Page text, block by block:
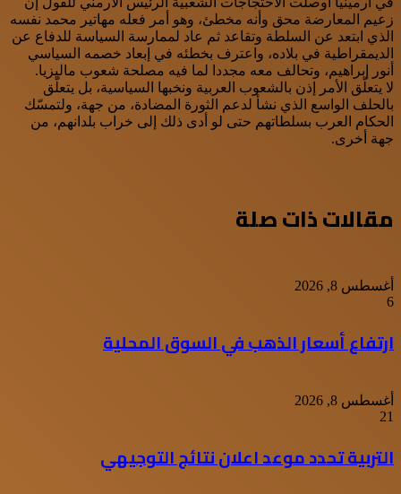
زعيم المعارضة محق وأنه مخطئ، وهو أمر فعله مهاتير محمد نفسه
الذي ابتعد عن السلطة وتقاعد ثم عاد لممارسة السياسة للدفاع عن
الديمقراطية في بلاده، واعترف بخطئه في إبعاد خصمه السياسي
أنور إبراهيم، وتحالف معه مجددا لما فيه مصلحة شعوب ماليزيا.
لا يتعلّق الأمر إذن بالشعوب العربية ونخبها السياسية، بل يتعلّق
بالحلف الواسع الذي نشأ لدعم الثورة المضادة، من جهة، ولتمسّك
الحكام العرب بسلطاتهم حتى لو أدى ذلك إلى خراب بلدانهم، من
جهة أخرى.
مقالات ذات صلة
أغسطس 8, 2026
6
ارتفاع أسعار الذهب في السوق المحلية
أغسطس 8, 2026
21
التربية تحدد موعد اعلان نتائج التوجيهي